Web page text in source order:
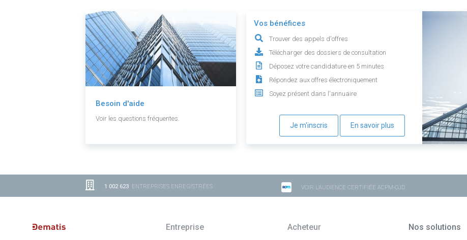
Besoin d'aide
Voir les questions fréquentes.
Vos bénéfices
Trouver des appels d'offres
Télécharger des dossiers de consultation
Déposez votre candidature en 5 minutes
Répondez aux offres électroniquement
Soyez présent dans l'annuaire
Je m'inscris En savoir plus
1 002 623 ENTREPRISES ENREGISTRÉES VOIR L'AUDIENCE CERTIFIÉE ACPM-OJD
Entreprise Acheteur Nos solutions